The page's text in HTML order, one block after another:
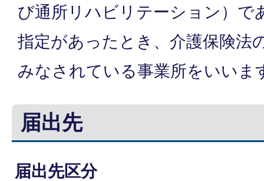
び通所リハビリテーション）で
指定があったとき、介護保険法
みなされている事業所をいいま
届出先
届出先区分